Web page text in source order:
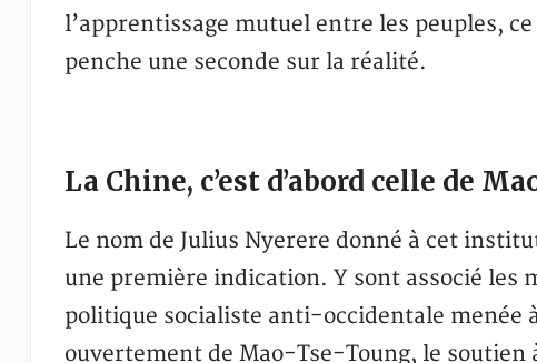
l’apprentissage mutuel entre les peuples,
penche une seconde sur la réalité.
La Chine, c’est d’abord celle de
Le nom de Julius Nyerere donné à cet
une première indication. Y sont associé les
politique socialiste anti-occidentale menée
ouvertement de Mao-Tse-Toung, le